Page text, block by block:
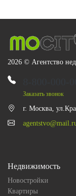
2026 © Агентство
Заказать звонок
г. Москва,
Недвижимость
Новостройки
Квартиры